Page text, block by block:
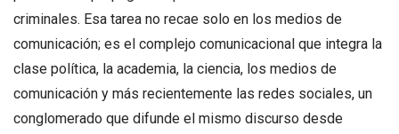
criminales. Esa tarea no recae solo en los medios de
comunicación; es el complejo comunicacional que integra la
clase política, la academia, la ciencia, los medios de
comunicación y más recientemente las redes sociales, un
conglomerado que difunde el mismo discurso desde